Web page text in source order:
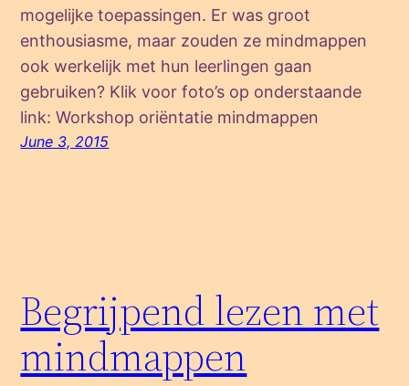
mogelijke toepassingen. Er was groot
enthousiasme, maar zouden ze mindmappen
ook werkelijk met hun leerlingen gaan
gebruiken? Klik voor foto’s op onderstaande
link: Workshop oriëntatie mindmappen
June 3, 2015
Begrijpend lezen met
mindmappen